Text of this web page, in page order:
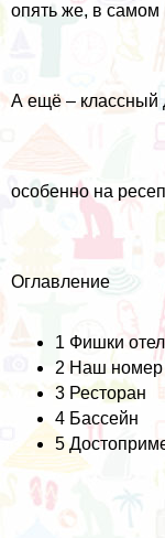
опять же, в самом
А ещё – классный
особенно на
Оглавление
1 Фишки
2 Наш номер
3 Ресторан
4 Бассейн
5